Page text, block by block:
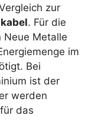
zur
. Für die
Neue Metalle
im
Bei
ist der
werden
das